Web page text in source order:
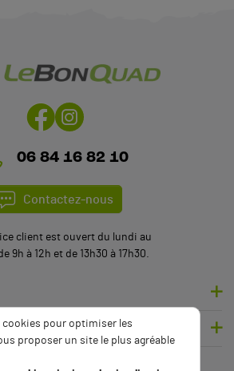
06 84 16 82 10
Contactez-nous
client est ouvert du lundi au
9h à 12h et de 13h30 à 17h30.
pour optimiser les
proposer un site le plus agréable